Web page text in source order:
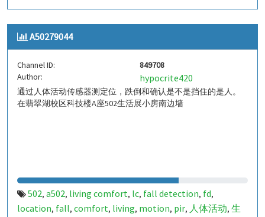
活,tanbir,跌倒,定位,哈山,室内定位,室内,indoor,
indoor living comfort,ilc,indoor living quality,ilq,
a50279045,849709
A50279044
Channel ID:
849708
Author:
hypocrite420
通过人体活动传感器测定位，跌倒和确认是不是挡住的是人。
在翡翠湖校区科技楼A座502生活展小房南边墙
502, a502, living comfort, lc, fall detection, fd,
location, fall, comfort, living, motion, pir, 人体活动, 生